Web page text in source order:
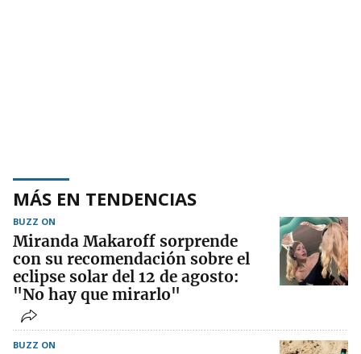
MÁS EN TENDENCIAS
BUZZ ON
Miranda Makaroff sorprende
con su recomendación sobre el
eclipse solar del 12 de agosto:
"No hay que mirarlo"
BUZZ ON